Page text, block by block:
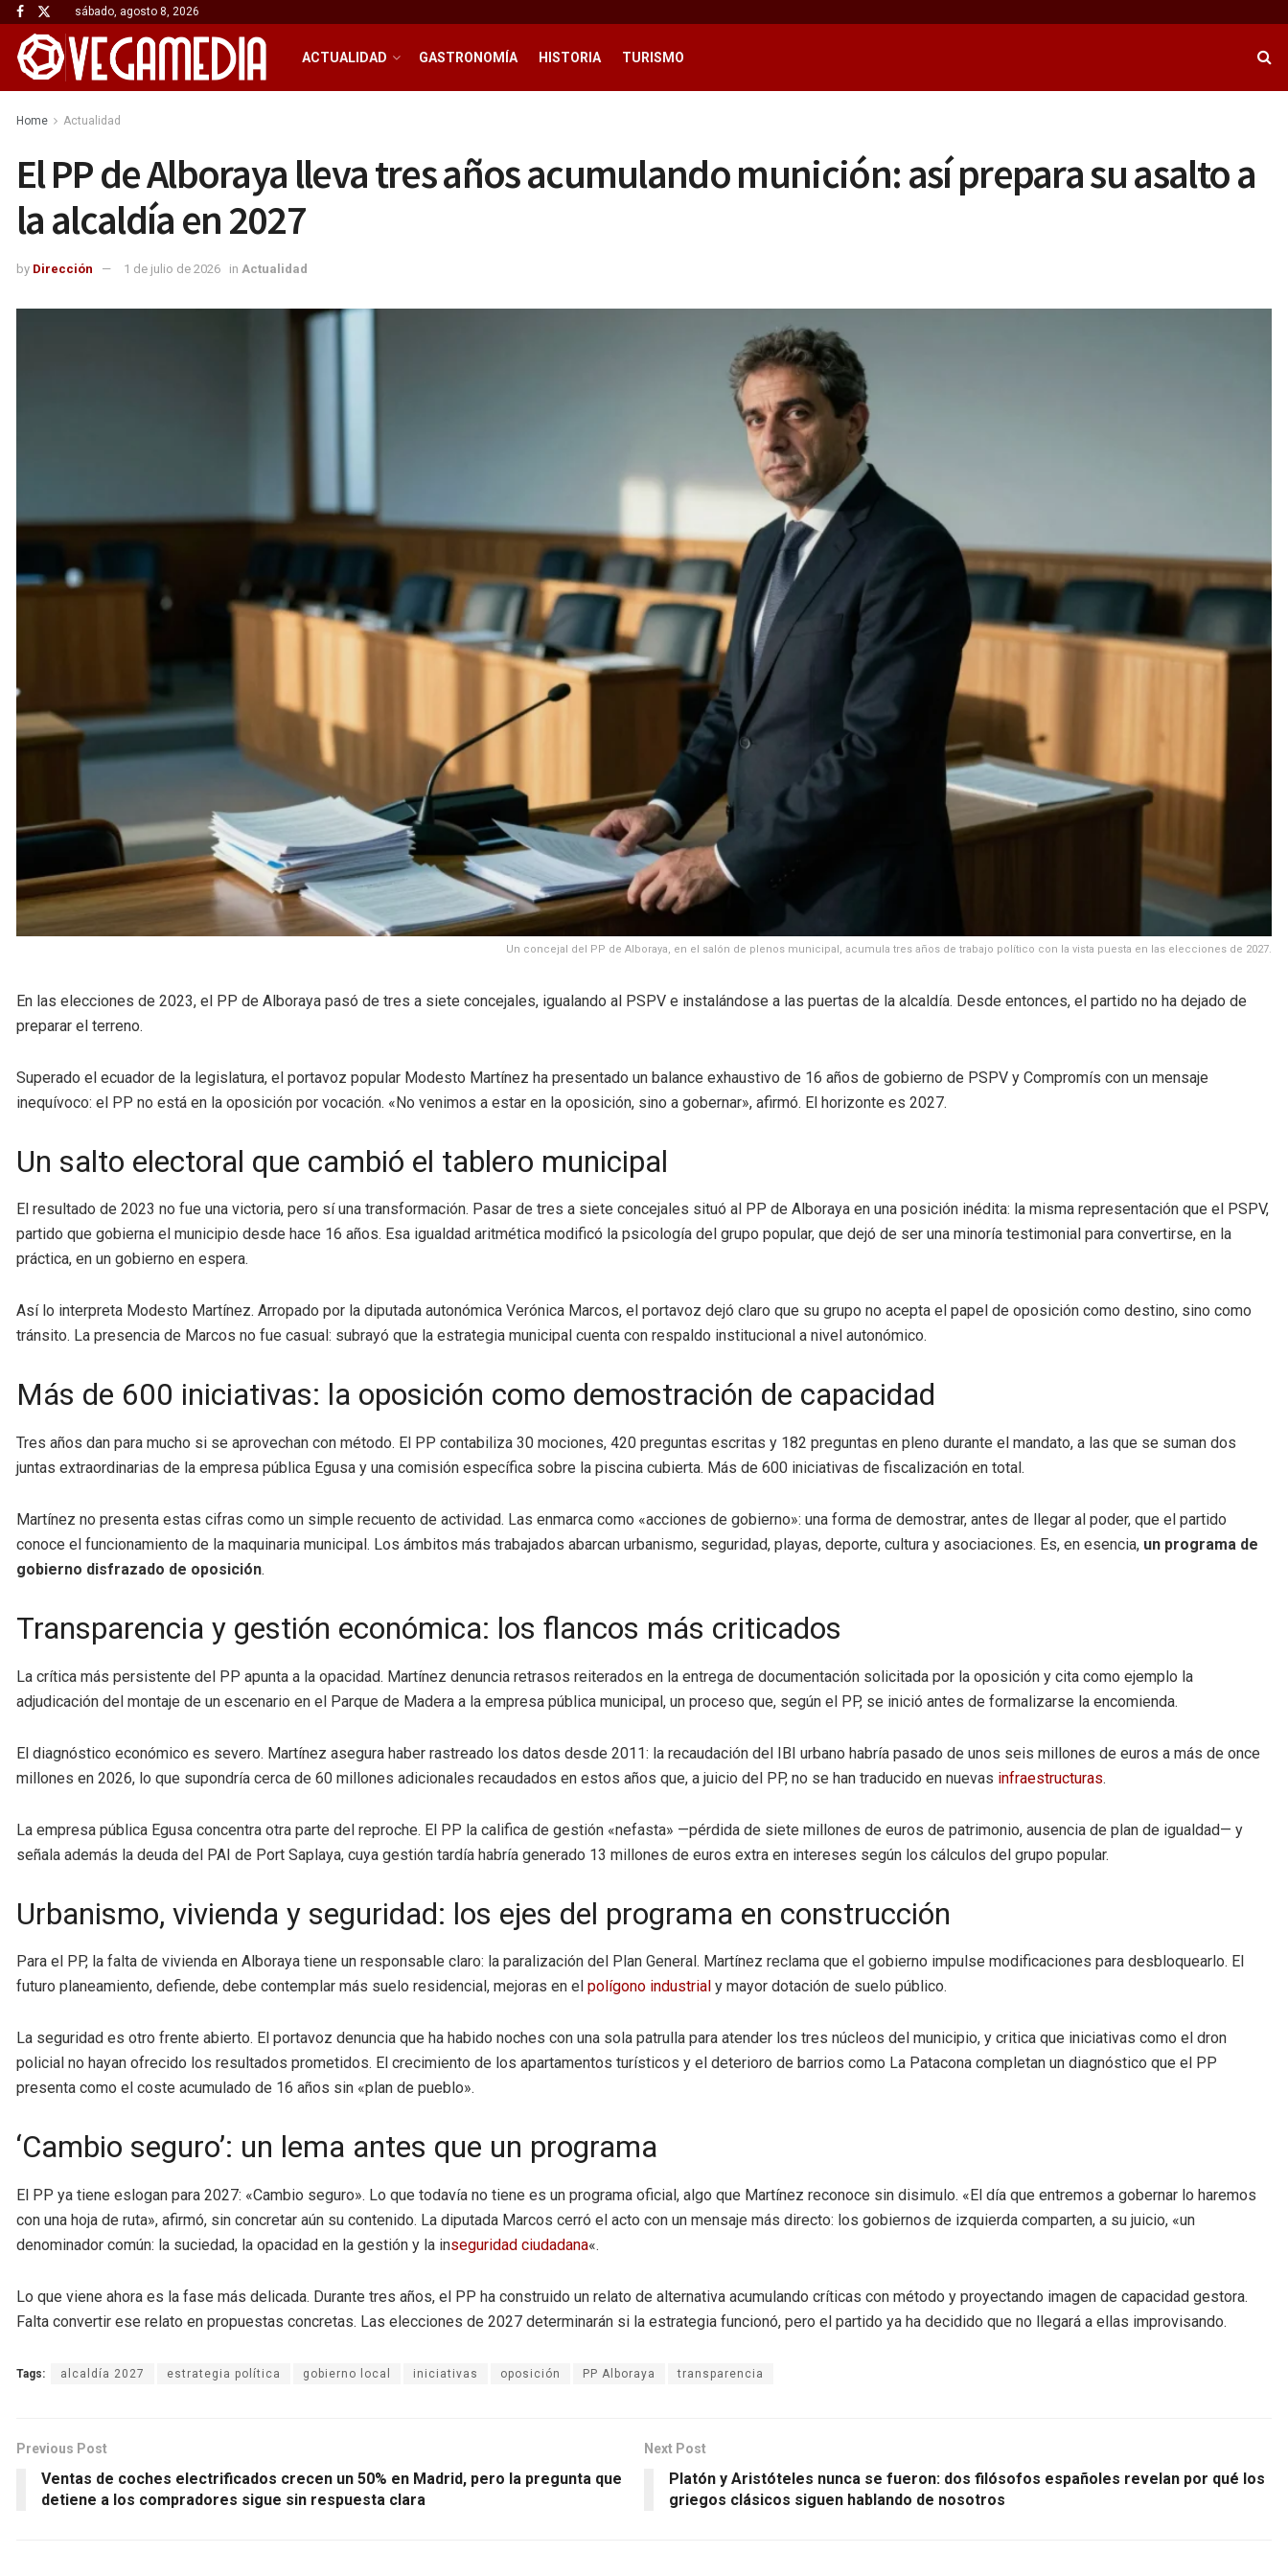
sábado, agosto 8, 2026
ACTUALIDAD GASTRONOMÍA HISTORIA TURISMO
Home Actualidad
El PP de Alboraya lleva tres años acumulando munición: así prepara su asalto a
la alcaldía en 2027
by Dirección 1 de julio de 2026 in Actualidad
Un concejal del PP de Alboraya, en el salón de plenos municipal, acumula tres años de trabajo político con la vista puesta en las elecciones de 2027.
En las elecciones de 2023, el PP de Alboraya pasó de tres a siete concejales, igualando al PSPV e instalándose a las puertas de la alcaldía. Desde entonces, el partido no ha dejado de
preparar el terreno.
Superado el ecuador de la legislatura, el portavoz popular Modesto Martínez ha presentado un balance exhaustivo de 16 años de gobierno de PSPV y Compromís con un mensaje
inequívoco: el PP no está en la oposición por vocación. «No venimos a estar en la oposición, sino a gobernar», afirmó. El horizonte es 2027.
Un salto electoral que cambió el tablero municipal
El resultado de 2023 no fue una victoria, pero sí una transformación. Pasar de tres a siete concejales situó al PP de Alboraya en una posición inédita: la misma representación que el PSPV,
partido que gobierna el municipio desde hace 16 años. Esa igualdad aritmética modificó la psicología del grupo popular, que dejó de ser una minoría testimonial para convertirse, en la
práctica, en un gobierno en espera.
Así lo interpreta Modesto Martínez. Arropado por la diputada autonómica Verónica Marcos, el portavoz dejó claro que su grupo no acepta el papel de oposición como destino, sino como
tránsito. La presencia de Marcos no fue casual: subrayó que la estrategia municipal cuenta con respaldo institucional a nivel autonómico.
Más de 600 iniciativas: la oposición como demostración de capacidad
Tres años dan para mucho si se aprovechan con método. El PP contabiliza 30 mociones, 420 preguntas escritas y 182 preguntas en pleno durante el mandato, a las que se suman dos
juntas extraordinarias de la empresa pública Egusa y una comisión específica sobre la piscina cubierta. Más de 600 iniciativas de fiscalización en total.
Martínez no presenta estas cifras como un simple recuento de actividad. Las enmarca como «acciones de gobierno»: una forma de demostrar, antes de llegar al poder, que el partido
conoce el funcionamiento de la maquinaria municipal. Los ámbitos más trabajados abarcan urbanismo, seguridad, playas, deporte, cultura y asociaciones. Es, en esencia, un programa de
gobierno disfrazado de oposición.
Transparencia y gestión económica: los flancos más criticados
La crítica más persistente del PP apunta a la opacidad. Martínez denuncia retrasos reiterados en la entrega de documentación solicitada por la oposición y cita como ejemplo la
adjudicación del montaje de un escenario en el Parque de Madera a la empresa pública municipal, un proceso que, según el PP, se inició antes de formalizarse la encomienda.
El diagnóstico económico es severo. Martínez asegura haber rastreado los datos desde 2011: la recaudación del IBI urbano habría pasado de unos seis millones de euros a más de once
millones en 2026, lo que supondría cerca de 60 millones adicionales recaudados en estos años que, a juicio del PP, no se han traducido en nuevas infraestructuras.
La empresa pública Egusa concentra otra parte del reproche. El PP la califica de gestión «nefasta» —pérdida de siete millones de euros de patrimonio, ausencia de plan de igualdad— y
señala además la deuda del PAI de Port Saplaya, cuya gestión tardía habría generado 13 millones de euros extra en intereses según los cálculos del grupo popular.
Urbanismo, vivienda y seguridad: los ejes del programa en construcción
Para el PP, la falta de vivienda en Alboraya tiene un responsable claro: la paralización del Plan General. Martínez reclama que el gobierno impulse modificaciones para desbloquearlo. El
futuro planeamiento, defiende, debe contemplar más suelo residencial, mejoras en el polígono industrial y mayor dotación de suelo público.
La seguridad es otro frente abierto. El portavoz denuncia que ha habido noches con una sola patrulla para atender los tres núcleos del municipio, y critica que iniciativas como el dron
policial no hayan ofrecido los resultados prometidos. El crecimiento de los apartamentos turísticos y el deterioro de barrios como La Patacona completan un diagnóstico que el PP
presenta como el coste acumulado de 16 años sin «plan de pueblo».
‘Cambio seguro’: un lema antes que un programa
El PP ya tiene eslogan para 2027: «Cambio seguro». Lo que todavía no tiene es un programa oficial, algo que Martínez reconoce sin disimulo. «El día que entremos a gobernar lo haremos
con una hoja de ruta», afirmó, sin concretar aún su contenido. La diputada Marcos cerró el acto con un mensaje más directo: los gobiernos de izquierda comparten, a su juicio, «un
denominador común: la suciedad, la opacidad en la gestión y la inseguridad ciudadana«.
Lo que viene ahora es la fase más delicada. Durante tres años, el PP ha construido un relato de alternativa acumulando críticas con método y proyectando imagen de capacidad gestora.
Falta convertir ese relato en propuestas concretas. Las elecciones de 2027 determinarán si la estrategia funcionó, pero el partido ya ha decidido que no llegará a ellas improvisando.
Tags: alcaldía 2027 estrategia política gobierno local iniciativas oposición PP Alboraya transparencia
Previous Post
Ventas de coches electrificados crecen un 50% en Madrid, pero la pregunta que
detiene a los compradores sigue sin respuesta clara
Next Post
Platón y Aristóteles nunca se fueron: dos filósofos españoles revelan por qué los
griegos clásicos siguen hablando de nosotros